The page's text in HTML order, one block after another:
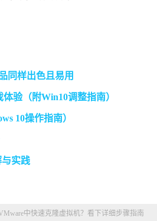
同样出色且易用
验（附Win10调整指南）
10操作指南）
实践
中快速克隆虚拟机？看下详细步骤指南